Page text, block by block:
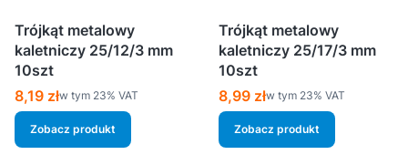
Trójkąt metalowy
kaletniczy 25/12/3 mm
10szt
Cena brutto
8,19 złw tym %s VAT
w tym 23% VAT
Zobacz produkt
Trójkąt metalowy
kaletniczy 25/17/3 mm
10szt
Cena brutto
8,99 złw tym %s VAT
w tym 23% VAT
Zobacz produkt